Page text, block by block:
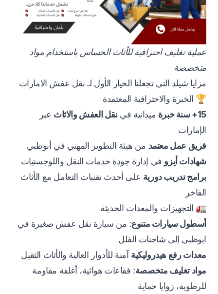
عملية تغليف احترافية للأثاث الحساس باستخدام مواد
متخصصة
مزايا شيلد التي تجعلنا الخيار الأول لـ نقل عفش الامارات
🏆 الخبرة والاحترافية المعتمدة
15+ سنة خبرة
ميدانية فينقل العفش والاثاث عبر
الإمارات
فريق عمل معتمد من هيئة التطوير المهني في أبوظبي
شهادات أيزو في إدارة جودة خدمات النقل واللوجستيات
برامج تدريب دورية على أحدث تقنيات التعامل مع الأثاث
الفاخر
🚛 التجهيزات والمعدات الحديثة
أسطول سيارات متنوع: من سيارة نقل عفش صغيرة في
ابوظبي إلى شاحنات الفلل
معدات رفع هيدروليكية آمنة للأدوار العالية والأثاث الثقيل
مواد تغليف متخصصة: فقاعات هوائية، أغلفة مقاومة
للرطوبة، زوايا حماية